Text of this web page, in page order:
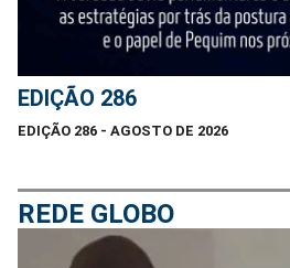
EDIÇÃO 286
EDIÇÃO 286 - AGOSTO DE 2026
REDE GLOBO